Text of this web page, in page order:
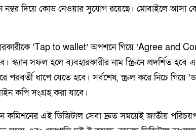
দিয়ে কোড নেওয়ার সুযোগ রয়েছে। মোবাইলে আসা
‘Tap to wallet’ অপশনে গিয়ে ‘Agree and
স্ক্যান সফল হলে ব্যবহারকারীর নাম স্ক্রিনে প্রদর্শিত হবে
পরবর্তী ধাপে যেতে হবে। সর্বশেষ, স্ক্রল করে নিচে
কপি সংগ্রহ করা যাবে।
কমিশনের এই ডিজিটাল সেবা দ্রুত সময়েই জাতীয়